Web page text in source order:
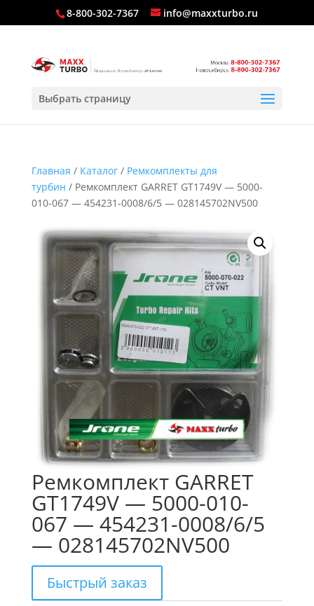
8-800-302-7367 info@maxxturbo.ru
Выбрать страницу
Главная / Каталог/ Ремкомплекты для
турбин / Ремкомплект GARRET GT1749V — 5000-
010-067 — 454231-0008/6/5 — 028145702NV500
Ремкомплект GARRET
GT1749V — 5000-010-
067 — 454231-0008/6/5
— 028145702NV500
Быстрый заказ